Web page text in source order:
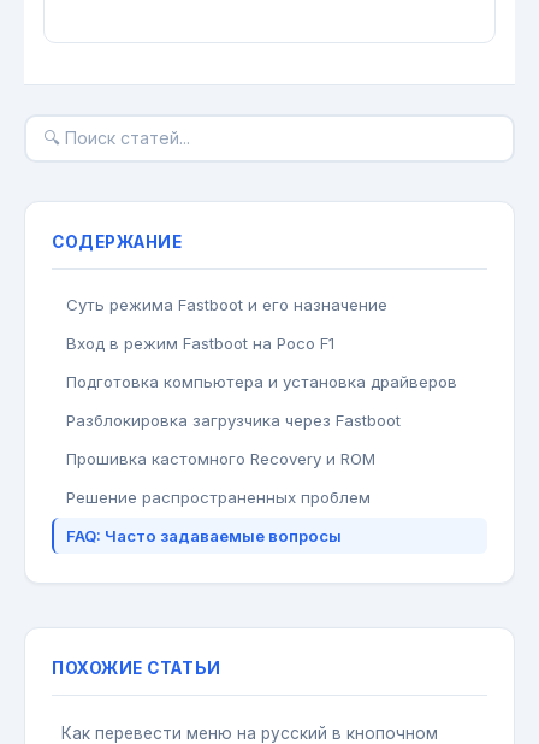
СОДЕРЖАНИЕ
Суть режима Fastboot и его назначение
Вход в режим Fastboot на Poco F1
Подготовка компьютера и установка драйверов
Разблокировка загрузчика через Fastboot
Прошивка кастомного Recovery и ROM
Решение распространенных проблем
FAQ: Часто задаваемые вопросы
ПОХОЖИЕ СТАТЬИ
Как перевести меню на русский в кнопочном